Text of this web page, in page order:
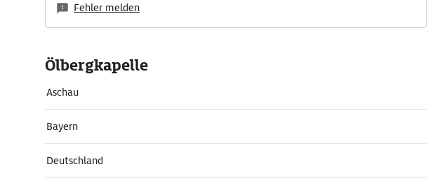
Fehler melden
Ölbergkapelle
Aschau
Bayern
Deutschland